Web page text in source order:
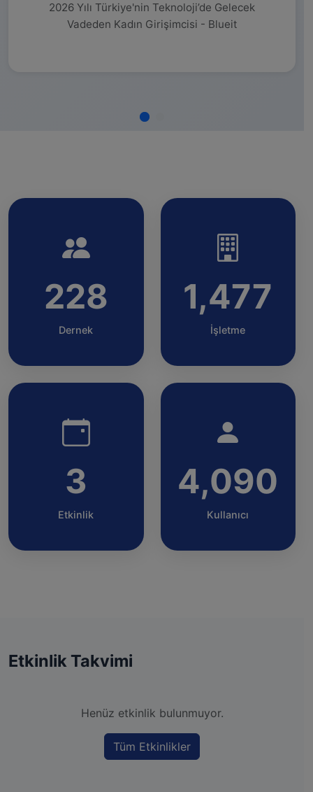
2026 Yılı Türkiye'nin Teknoloji’de Gelecek
Vadeden Kadın Girişimcisi - Blueit
228
Dernek
1,477
İşletme
3
Etkinlik
4,090
Kullanıcı
Etkinlik Takvimi
Henüz etkinlik bulunmuyor.
Tüm Etkinlikler